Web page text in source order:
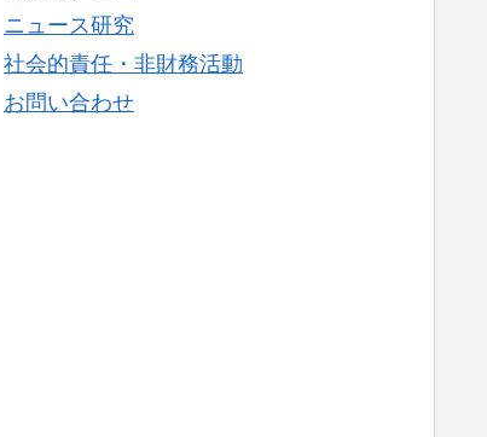
ニュース研究
社会的責任・非財務活動
お問い合わせ